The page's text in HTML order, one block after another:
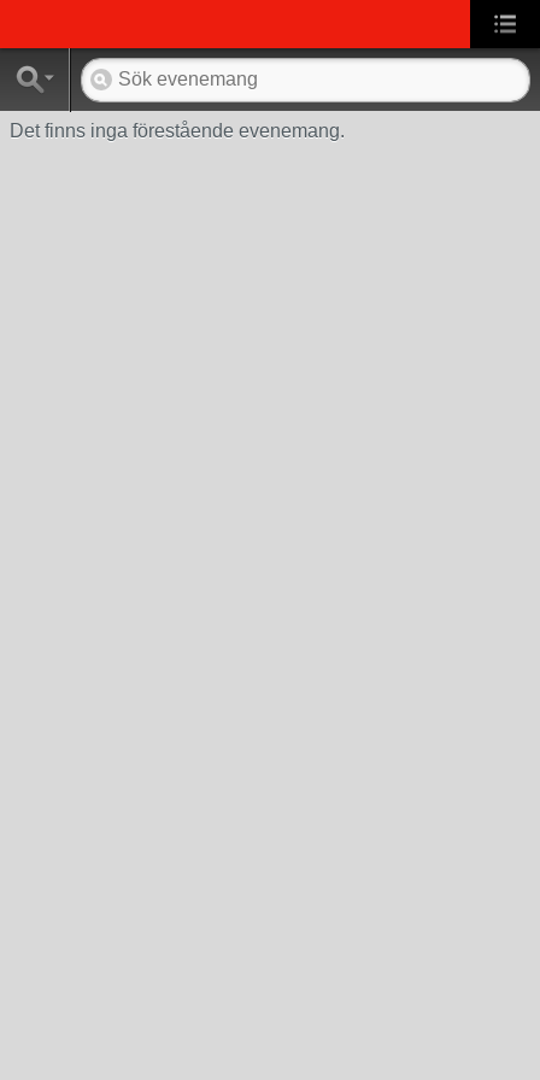
Det finns inga förestående evenemang.